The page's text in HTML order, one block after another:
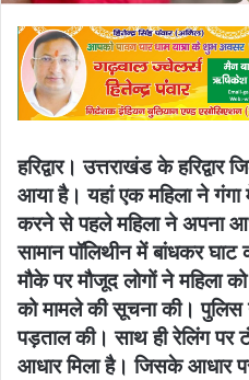
हरिद्वार। उत्तराखंड के
आया है। यहां एक महिला ने
करने से पहले महिला ने अपना
सामान पॉलिथीन में बांधकर घाट
मौके पर मौजूद लोगों ने महिला
को मामले की सूचना की।
पड़ताल की। साथ ही रेलिंग पर
आधार मिला है। जिसके आधार